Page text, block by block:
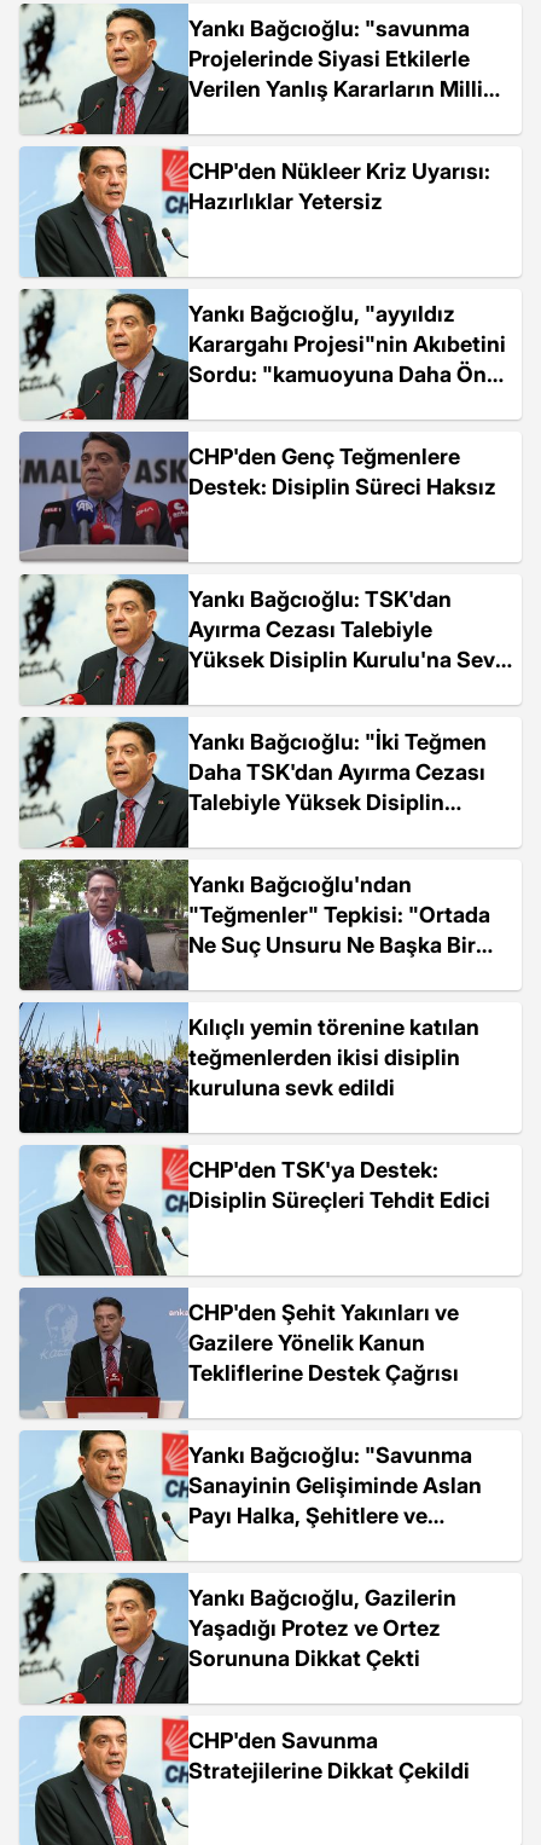
Yankı Bağcıoğlu: "savunma
Projelerinde Siyasi Etkilerle
Verilen Yanlış Kararların Milli
CHP'den Nükleer Kriz Uyarısı:
Hazırlıklar Yetersiz
Yankı Bağcıoğlu, "ayyıldız
Karargahı Projesi"nin Akıbetini
Sordu: "kamuoyuna Daha Önce
CHP'den Genç Teğmenlere
Destek: Disiplin Süreci Haksız
Yankı Bağcıoğlu: TSK'dan
Ayırma Cezası Talebiyle
Yüksek Disiplin Kurulu'na Sevk
Yankı Bağcıoğlu: "İki Teğmen
Daha TSK'dan Ayırma Cezası
Talebiyle Yüksek Disiplin
Yankı Bağcıoğlu'ndan
"Teğmenler" Tepkisi: "Ortada
Ne Suç Unsuru Ne Başka Bir
Kılıçlı yemin törenine katılan
teğmenlerden ikisi disiplin
kuruluna sevk edildi
CHP'den TSK'ya Destek:
Disiplin Süreçleri Tehdit Edici
CHP'den Şehit Yakınları ve
Gazilere Yönelik Kanun
Tekliflerine Destek Çağrısı
Yankı Bağcıoğlu: "Savunma
Sanayinin Gelişiminde Aslan
Payı Halka, Şehitlere ve
Yankı Bağcıoğlu, Gazilerin
Yaşadığı Protez ve Ortez
Sorununa Dikkat Çekti
CHP'den Savunma
Stratejilerine Dikkat Çekildi